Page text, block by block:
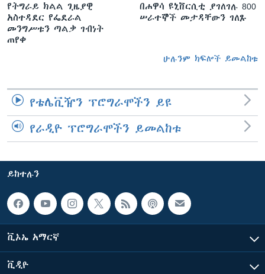
የትግራይ ክልል ጊዜያዊ
አስተዳደር የፌደራል
መንግሥቱን ጣልቃ ገብነት
ጠየቀ
በሐዋሳ ዩኒቨርሲቲ ያገለገሉ 800
ሠራተኞች መታዳቸውን ገለጹ
ሁሉንም ክፍሎች ይመልከቱ
የቴሌቪዥን ፕሮግራሞችን ይዩ
የራዲዮ ፕሮግራሞችን ይመልከቱ
ይከተሉን
ቪኦኤ አማርኛ
ቪዲዮ